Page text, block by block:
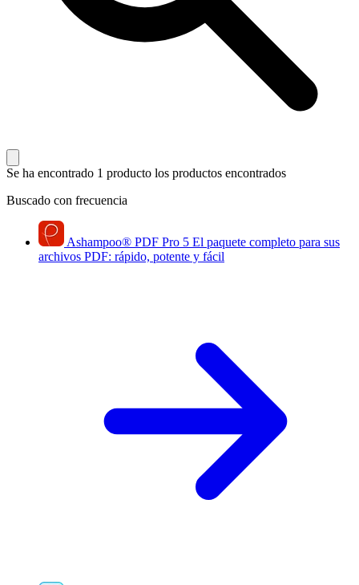
Se ha encontrado 1 producto los productos encontrados
Buscado con frecuencia
Ashampoo® PDF Pro 5 El paquete completo para sus
archivos PDF: rápido, potente y fácil